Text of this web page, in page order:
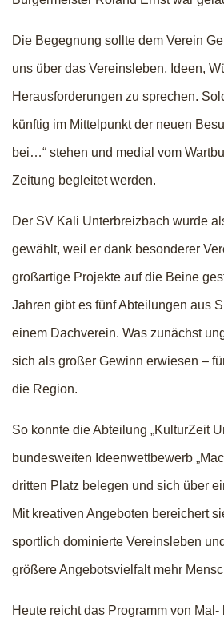
Die Begegnung sollte dem Verein
uns über das Vereinsleben, Ideen,
Herausforderungen zu sprechen.
künftig im Mittelpunkt der neuen
bei…“ stehen und medial vom
Zeitung begleitet werden.
Der SV Kali Unterbreizbach wurde
gewählt, weil er dank besonderer
großartige Projekte auf die Beine
Jahren gibt es fünf Abteilungen aus
einem Dachverein. Was zunächst
sich als großer Gewinn erwiesen –
die Region.
So konnte die Abteilung „KulturZeit
bundesweiten Ideenwettbewerb
dritten Platz belegen und sich über
Mit kreativen Angeboten bereichert
sportlich dominierte Vereinsleben
größere Angebotsvielfalt mehr
Heute reicht das Programm von Mal-